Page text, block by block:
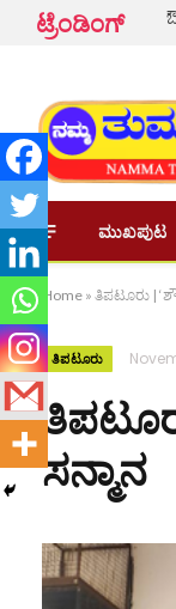
ಟ್ರೆಂಡಿಂಗ್
ಮುಖಪುಟ
Home » ತಿಪಟೂರು |
ತಿಪಟೂರು
ಸನ್ಮಾನ